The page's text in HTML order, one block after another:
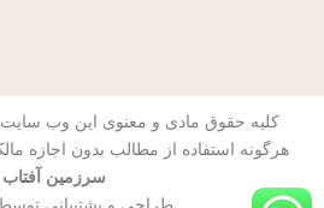
کلیه حقوق مادی و معنوی این وب
هرگونه استفاده از مطالب بدون اجازه مالک
سرزمین آفتاب